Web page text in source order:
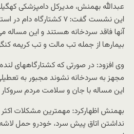
عبدالله بهمنش، مدیرکل دامپزشکی
این نشست گفت: ۷ کشتارگاه
آنها فاقد سردخانه هستند و این مساله
بیمارها از جمله تب مالت و تب کریمه
وی افزود: در صورتی که کشتارگاههای
مجهز به سردخانه نشوند مجبور به
این مساله با جان و سلامت مردم سروکار
بهمنش اظهارکرد: مهمترین مشکلات
نداشتن اتاق پیش سرد، خودرو حمل